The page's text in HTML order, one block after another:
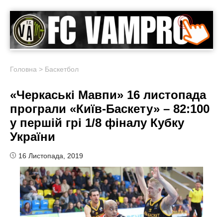
Головна > Баскетбол
«Черкаські Мавпи» 16 листопада
програли «Київ-Баскету» – 82:100
у першій грі 1/8 фіналу Кубку
України
16 Листопада, 2019